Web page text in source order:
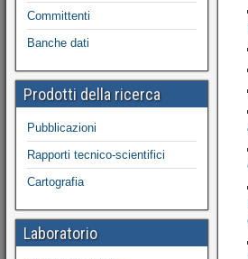
Committenti
Banche dati
Prodotti della ricerca
Pubblicazioni
Rapporti tecnico-scientifici
Cartografia
Laboratorio